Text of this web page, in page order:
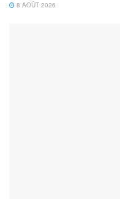
8 AOÛT 2026